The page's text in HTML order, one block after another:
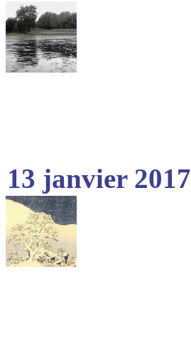
13 janvier 2017